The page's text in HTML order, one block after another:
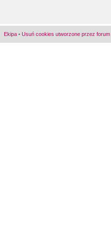
Ekipa • Usuń cookies utworzone przez forum